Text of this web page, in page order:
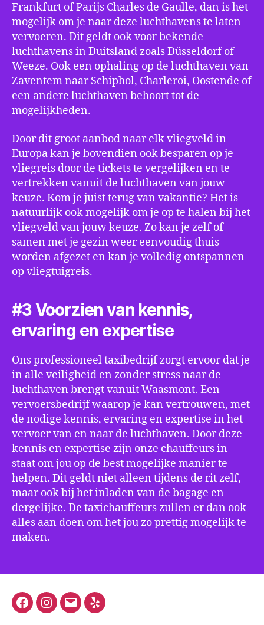
Frankfurt of Parijs Charles de Gaulle, dan is het
mogelijk om je naar deze luchthavens te laten
vervoeren. Dit geldt ook voor bekende
luchthavens in Duitsland zoals Düsseldorf of
Weeze. Ook een ophaling op de luchthaven van
Zaventem naar Schiphol, Charleroi, Oostende of
een andere luchthaven behoort tot de
mogelijkheden.
Door dit groot aanbod naar elk vliegveld in
Europa kan je bovendien ook besparen op je
vliegreis door de tickets te vergelijken en te
vertrekken vanuit de luchthaven van jouw
keuze. Kom je juist terug van vakantie? Het is
natuurlijk ook mogelijk om je op te halen bij het
vliegveld van jouw keuze. Zo kan je zelf of
samen met je gezin weer eenvoudig thuis
worden afgezet en kan je volledig ontspannen
op vliegtuigreis.
#3 Voorzien van kennis,
ervaring en expertise
Ons professioneel taxibedrijf zorgt ervoor dat je
in alle veiligheid en zonder stress naar de
luchthaven brengt vanuit Waasmont. Een
vervoersbedrijf waarop je kan vertrouwen, met
de nodige kennis, ervaring en expertise in het
vervoer van en naar de luchthaven. Door deze
kennis en expertise zijn onze chauffeurs in
staat om jou op de best mogelijke manier te
helpen. Dit geldt niet alleen tijdens de rit zelf,
maar ook bij het inladen van de bagage en
dergelijke. De taxichauffeurs zullen er dan ook
alles aan doen om het jou zo prettig mogelijk te
maken.
FacebookInstagram
E-
Yelp